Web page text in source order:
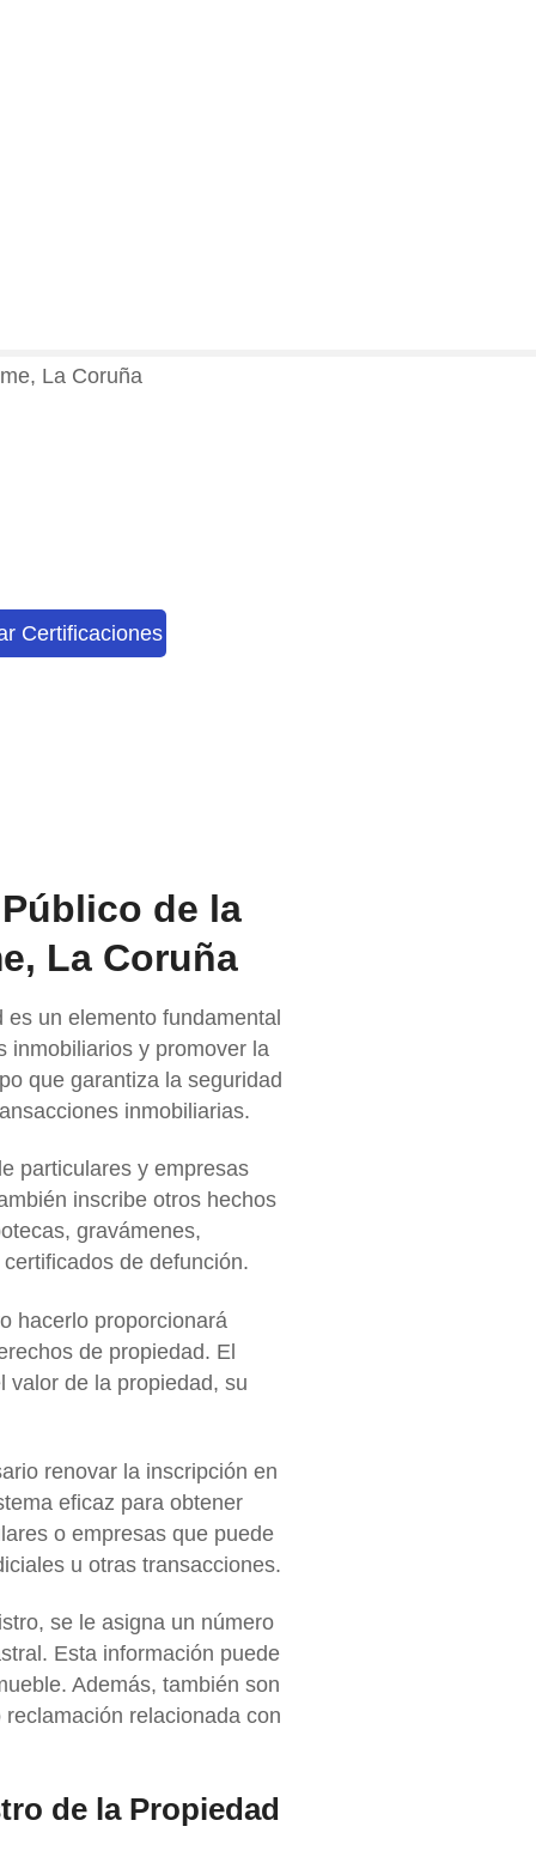
La Coruña
Certificaciones
de la
La Coruña
es un elemento fundamental
inmobiliarios y promover la
que garantiza la seguridad
inmobiliarias.
particulares y empresas
inscribe otros hechos
gravámenes,
de defunción.
hacerlo proporcionará
de propiedad. El
valor de la propiedad, su
renovar la inscripción en
eficaz para obtener
o empresas que puede
u otras transacciones.
se le asigna un número
. Esta información puede
Además, también son
relacionada con
de la Propiedad